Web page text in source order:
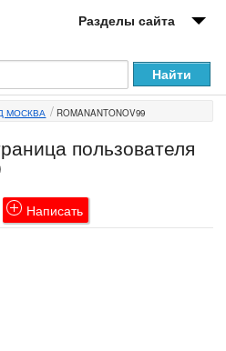
Разделы сайта
МОСКВА ROMANANTONOV99
пользователя
Написать